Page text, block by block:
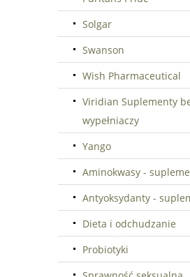
Solgar
Swanson
Wish Pharmaceutical
Viridian Suplementy
wypełniaczy
Yango
Aminokwasy -
Antyoksydanty -
Dieta i odchudzanie
Probiotyki